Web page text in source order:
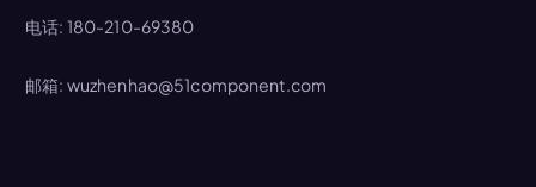
电话: 180-210-69380
邮箱: wuzhenhao@51component.com